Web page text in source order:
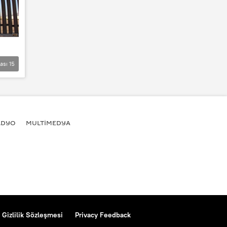
15
MULTİMEDYA
Gizlilik Sözleşmesi Privacy Feedback